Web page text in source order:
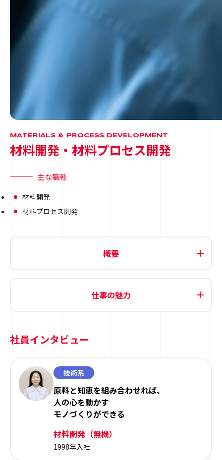
MATERIALS & PROCESS DEVELOPMENT
材料開発・材料プロセス開発
主な職種
材料開発
材料プロセス開発
概要
仕事の魅力
社員インタビュー
技術系
原料と知恵を組み合わせれば、
人の心を動かす
モノづくりができる
材料開発（無機）
1998年入社